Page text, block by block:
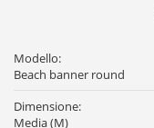
Modello:
Beach banner round
Dimensione:
Media (M)